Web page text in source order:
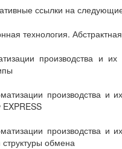
ссылки на
технология.
производства и
производства и
производства и
обмена